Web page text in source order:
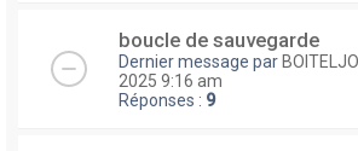
boucle de sauvegarde
Dernier message par
2025 9:16 am
Réponses : 9